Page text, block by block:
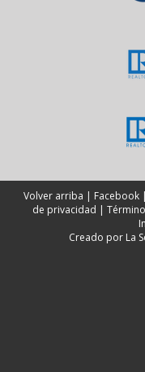
Volver arriba | Facebook|
de privacidad |
Creado por La